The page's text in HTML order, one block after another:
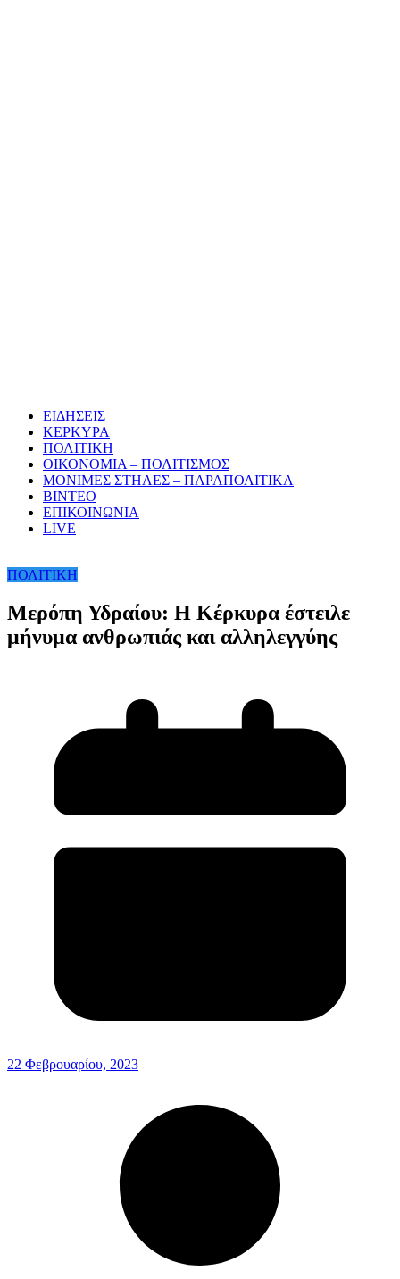
ΕΙΔΗΣΕΙΣ
ΚΕΡΚΥΡΑ
ΠΟΛΙΤΙΚΗ
ΟΙΚΟΝΟΜΙΑ – ΠΟΛΙΤΙΣΜΟΣ
ΜΟΝΙΜΕΣ ΣΤΗΛΕΣ – ΠΑΡΑΠΟΛΙΤΙΚΑ
ΒΙΝΤΕΟ
ΕΠΙΚΟΙΝΩΝΙΑ
LIVE
ΠΟΛΙΤΙΚΗ
Μερόπη Υδραίου: Η Κέρκυρα έστειλε
μήνυμα ανθρωπιάς και αλληλεγγύης
22 Φεβρουαρίου, 2023